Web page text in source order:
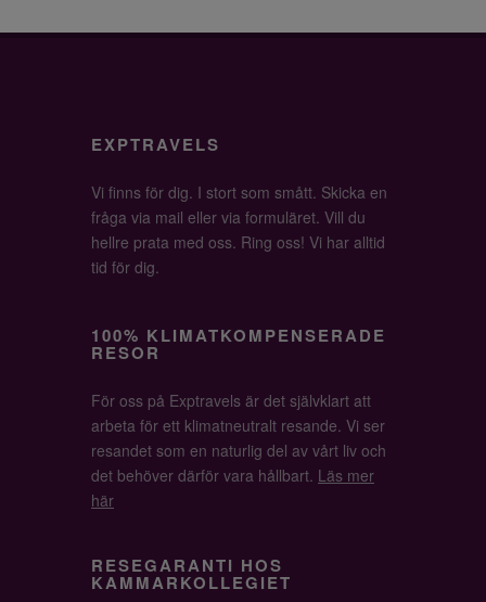
EXPTRAVELS
Vi finns för dig. I stort som smått. Skicka en
fråga via mail eller via formuläret. Vill du
hellre prata med oss. Ring oss! Vi har alltid
tid för dig.
100% KLIMATKOMPENSERADE
RESOR
För oss på Exptravels är det självklart att
arbeta för ett klimatneutralt resande. Vi ser
resandet som en naturlig del av vårt liv och
det behöver därför vara hållbart. Läs mer
här
RESEGARANTI HOS
KAMMARKOLLEGIET